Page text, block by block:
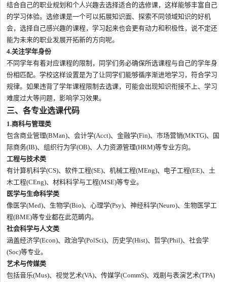
结合自己的职业规划和个人兴趣去选择适合的选修课，这样能够丰富自己
的学习体验。选修课是一个可以拓展知识面、探索不同领域知识的好机
会，选择自己感兴趣的课程，学习起来也会更有动力和积极性，说不定还
能为未来的职业发展开拓新的方向呢。
4.关注学年身份
不同学年有着对应课程的限制，同学们务必确保所选课程与自己的学年身
份相匹配。学校这样设置是为了让同学们能够循序渐进地学习，符合学习
规律。如果违背了学年课程限制去选课，可能会出现知识衔接不上、学习
难度过大等问题，影响学习效果。
三、各专业选课代码
1.商科与管理类
包含商业管理(BMan)、会计学(Acct)、金融学(Fin)、市场营销(MKTG)、国
际商务(IB)、组织行为学(OB)、人力资源管理(HRM)等专业方向。
工程与技术类
有计算机科学(CS)、软件工程(SE)、机械工程(MEng)、电子工程(EE)、土
木工程(CEng)、材料科学与工程(MSE)等专业。
医学与生命科学类
像医学(Med)、生物学(Bio)、心理学(Psy)、神经科学(Neuro)、生物医学工
程(BME)等专业都在此范畴内。
社会科学与人文类
涵盖经济学(Econ)、政治学(PolSci)、历史学(Hist)、哲学(Phil)、社会学
(Soc)等专业。
艺术与传媒类
包括音乐(Mus)、视觉艺术(VA)、传媒学(CommS)、戏剧与表演艺术(TPA)